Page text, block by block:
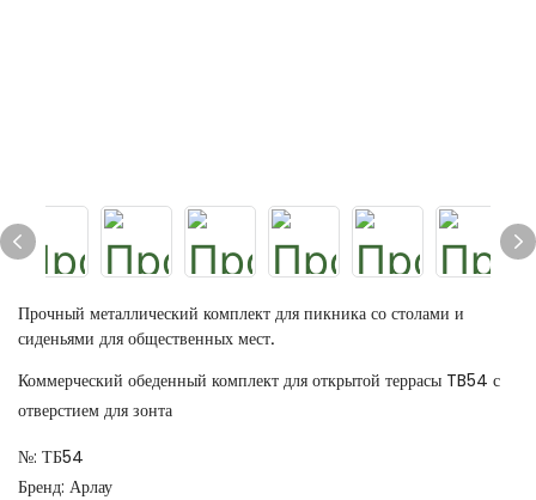
Прочный металлический комплект для пикника со столами и
сиденьями для общественных мест.
Коммерческий обеденный комплект для открытой террасы TB54 с
отверстием для зонта
№: ТБ54
Бренд: Арлау